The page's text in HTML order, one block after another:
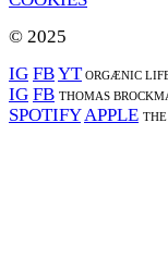
© 2025
IG FBYTORGÆNIC
IG FB THOMAS
SPOTIFY APPLE